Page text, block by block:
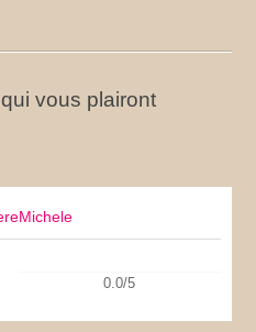
vous plairont
0.0/5